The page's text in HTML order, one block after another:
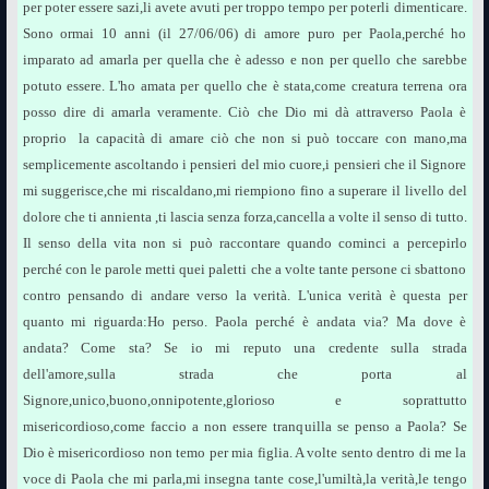
per poter essere sazi,li avete avuti per troppo tempo per poterli dimenticare.
Sono ormai 10 anni (il 27/06/06) di amore puro per Paola,perché ho
imparato ad amarla per quella che è adesso e non per quello che sarebbe
potuto essere. L'ho amata per quello che è stata,come creatura terrena ora
posso dire di amarla veramente. Ciò che Dio mi dà attraverso Paola è
proprio la capacità di amare ciò che non si può toccare con mano,ma
semplicemente ascoltando i pensieri del mio cuore,i pensieri che il Signore
mi suggerisce,che mi riscaldano,mi riempiono fino a superare il livello del
dolore che ti annienta ,ti lascia senza forza,cancella a volte il senso di tutto.
Il senso della vita non si può raccontare quando cominci a percepirlo
perché con le parole metti quei paletti che a volte tante persone ci sbattono
contro pensando di andare verso la verità. L'unica verità è questa per
quanto mi riguarda:Ho perso. Paola perché è andata via? Ma dove è
andata? Come sta? Se io mi reputo una credente sulla strada
dell'amore,sulla strada che porta al
Signore,unico,buono,onnipotente,glorioso e soprattutto
misericordioso,come faccio a non essere tranquilla se penso a Paola? Se
Dio è misericordioso non temo per mia figlia. A volte sento dentro di me la
voce di Paola che mi parla,mi insegna tante cose,l'umiltà,la verità,le tengo